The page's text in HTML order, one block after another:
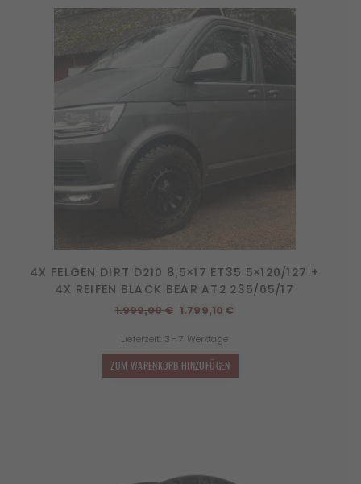
4X FELGEN DIRT D210 8,5×17 ET35 5×120/127 +
4X REIFEN BLACK BEAR AT2 235/65/17
1.999,00€ Ursprünglicher
war:
1.999,00 €
1.799,10€Aktueller
Lieferzeit: 3 - 7 Werktage
ZUM WARENKORB HINZUFÜGEN